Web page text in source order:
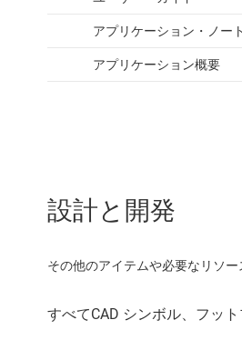
設計と開発
その他のアイテムや必要なリソ